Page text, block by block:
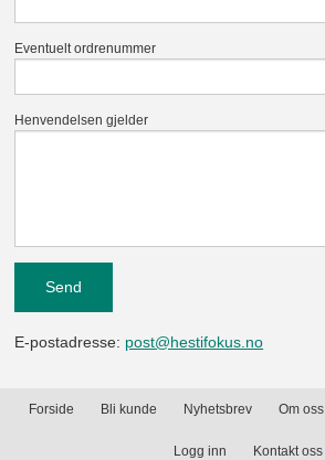
Eventuelt ordrenummer
Henvendelsen gjelder
E-postadresse: post@hestifokus.no
Forside Bli kunde Nyhetsbrev Om oss
Logg inn Kontakt oss